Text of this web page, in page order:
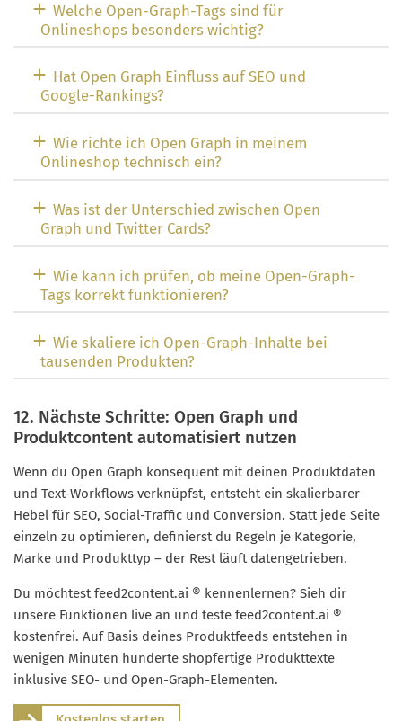
Welche Open-Graph-Tags sind für
Onlineshops besonders wichtig?
Hat Open Graph Einfluss auf SEO und
Google-Rankings?
Wie richte ich Open Graph in meinem
Onlineshop technisch ein?
Was ist der Unterschied zwischen Open
Graph und Twitter Cards?
Wie kann ich prüfen, ob meine Open-Graph-
Tags korrekt funktionieren?
Wie skaliere ich Open-Graph-Inhalte bei
tausenden Produkten?
12. Nächste Schritte: Open Graph und
Produktcontent automatisiert nutzen
Wenn du Open Graph konsequent mit deinen Produktdaten
und Text-Workflows verknüpfst, entsteht ein skalierbarer
Hebel für SEO, Social-Traffic und Conversion. Statt jede Seite
einzeln zu optimieren, definierst du Regeln je Kategorie,
Marke und Produkttyp – der Rest läuft datengetrieben.
Du möchtest feed2content.ai ® kennenlernen? Sieh dir
unsere Funktionen live an und teste feed2content.ai ®
kostenfrei. Auf Basis deines Produktfeeds entstehen in
wenigen Minuten hunderte shopfertige Produkttexte
inklusive SEO- und Open-Graph-Elementen.